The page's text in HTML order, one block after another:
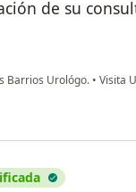
de su
Barrios Urológo. • Visita